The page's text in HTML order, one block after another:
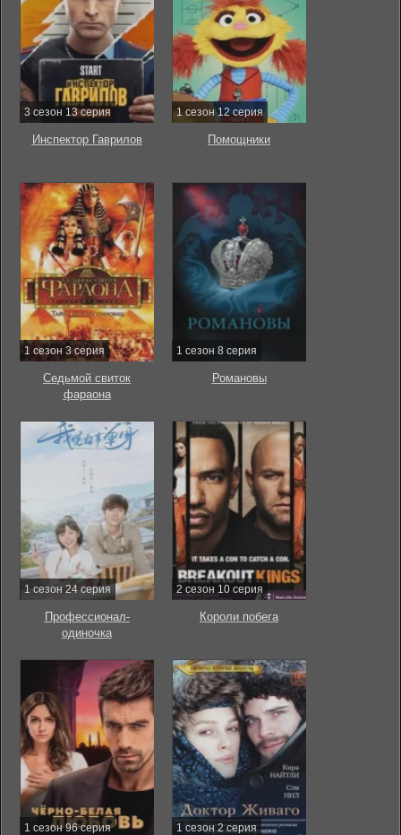
3 сезон 13 серия
Инспектор Гаврилов
1 сезон 12 серия
Помощники
1 сезон 3 серия
Седьмой свиток
фараона
1 сезон 8 серия
Романовы
1 сезон 24 серия
Профессионал-
одиночка
2 сезон 10 серия
Короли побега
1 сезон 96 серия 1 сезон 2 серия